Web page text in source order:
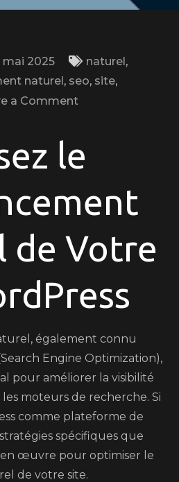
mai 2025 naturel,
naturel, seo, site,
a Comment
Référencement
sur
WordPress
le
de Votre
également connu
Engine Optimization),
pour améliorer la visibilité
moteurs de recherche. Si
comme plateforme de
spécifiques que
œuvre pour optimiser le
de votre site.